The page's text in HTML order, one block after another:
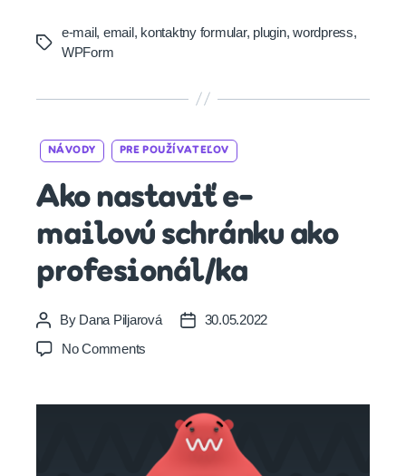
Tags
e-mail, email, kontaktny formular, plugin,wordpress,
WPForm
Categories
NÁVODY PRE POUŽÍVATEĽOV
Ako nastaviť e-
mailovú schránku ako
profesionál/ka
Post
author
By Dana Piljarová
Post30.05.2022
No Comments
e-
mailovú
schránku
ako